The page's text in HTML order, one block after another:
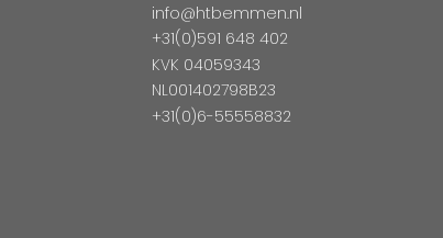
info@htbemmen.nl
+31(0)591 648 402
KVK 04059343
NL001402798B23
+31(0)6-55558832